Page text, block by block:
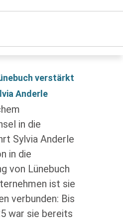
verstärkt
Anderle
in die
Sylvia Anderle
in die
von Lünebuch
ist sie
verbunden: Bis
war sie bereits